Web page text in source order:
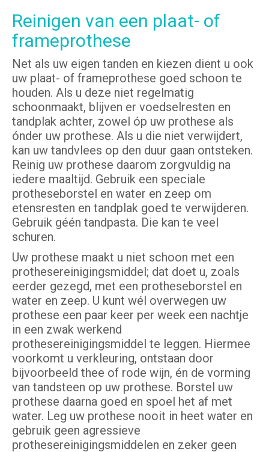
Reinigen van een plaat- of
frameprothese
Net als uw eigen tanden en kiezen dient u ook
uw plaat- of frameprothese goed schoon te
houden. Als u deze niet regelmatig
schoonmaakt, blijven er voedselresten en
tandplak achter, zowel óp uw prothese als
ónder uw prothese. Als u die niet verwijdert,
kan uw tandvlees op den duur gaan ontsteken.
Reinig uw prothese daarom zorgvuldig na
iedere maaltijd. Gebruik een speciale
protheseborstel en water en zeep om
etensresten en tandplak goed te verwijderen.
Gebruik géén tandpasta. Die kan te veel
schuren.
Uw prothese maakt u niet schoon met een
prothesereinigingsmiddel; dat doet u, zoals
eerder gezegd, met een protheseborstel en
water en zeep. U kunt wél overwegen uw
prothese een paar keer per week een nachtje
in een zwak werkend
prothesereinigingsmiddel te leggen. Hiermee
voorkomt u verkleuring, ontstaan door
bijvoorbeeld thee of rode wijn, én de vorming
van tandsteen op uw prothese. Borstel uw
prothese daarna goed en spoel het af met
water. Leg uw prothese nooit in heet water en
gebruik geen agressieve
prothesereinigingsmiddelen en zeker geen